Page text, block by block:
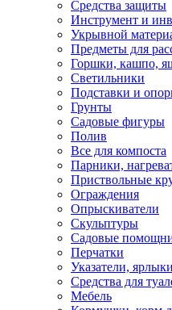
Средства защиты
Инструмент и
Укрывной
Предметы для
Горшки, кашпо,
Светильники
Подставки и
Грунты
Садовые фигуры
Полив
Все для компоста
Парники,
Приствольные
Ограждения
Опрыскиватели
Скульптуры
Садовые
Перчатки
Указатели, ярлыки
Средства для
Мебель